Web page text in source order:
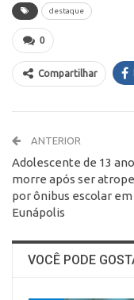
destaque
0
Compartilhar
ANTERIOR
Adolescente de 13
morre após ser
por ônibus escolar em
Eunápolis
VOCÊ PODE